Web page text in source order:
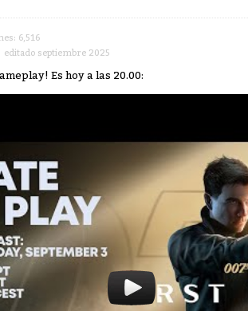
6,516
editado septiembre 2025
Es hoy a las 20.00: